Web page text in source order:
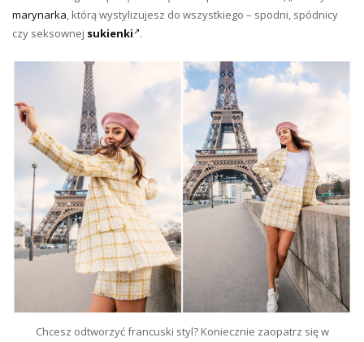
marynarka, którą wystylizujesz do wszystkiego – spodni, spódnicy
czy seksownej sukienki .
Chcesz odtworzyć francuski styl? Koniecznie zaopatrz się w